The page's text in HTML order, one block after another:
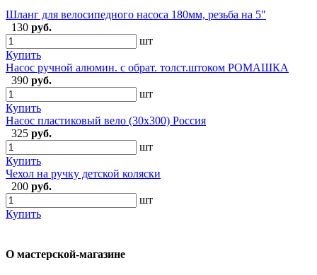
Шланг для велосипедного насоса 180мм, резьба на 5"
130 руб.
шт
Купить
Насос ручной алюмин. с обрат. толст.штоком РОМАШКА
390 руб.
шт
Купить
Насос пластиковый вело (30х300) Россия
325 руб.
шт
Купить
Чехол на ручку детской коляски
200 руб.
шт
Купить
О мастерской-магазине